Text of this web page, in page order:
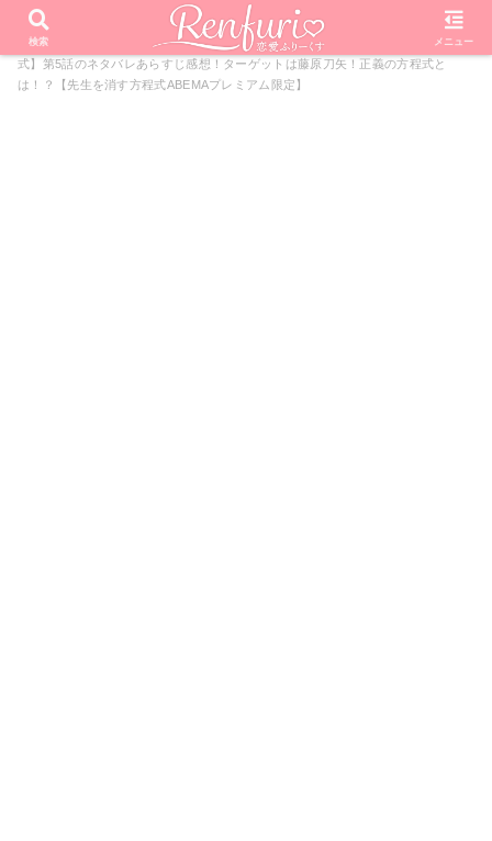
PR
ホーム ドラマ 先生を消す方程式
【頼田朝日の方程
式】第5話のネタバレあらすじ感想！ターゲットは藤原刀矢！正義の方程式と
は！？【先生を消す方程式ABEMAプレミアム限定】
検索 メニュー